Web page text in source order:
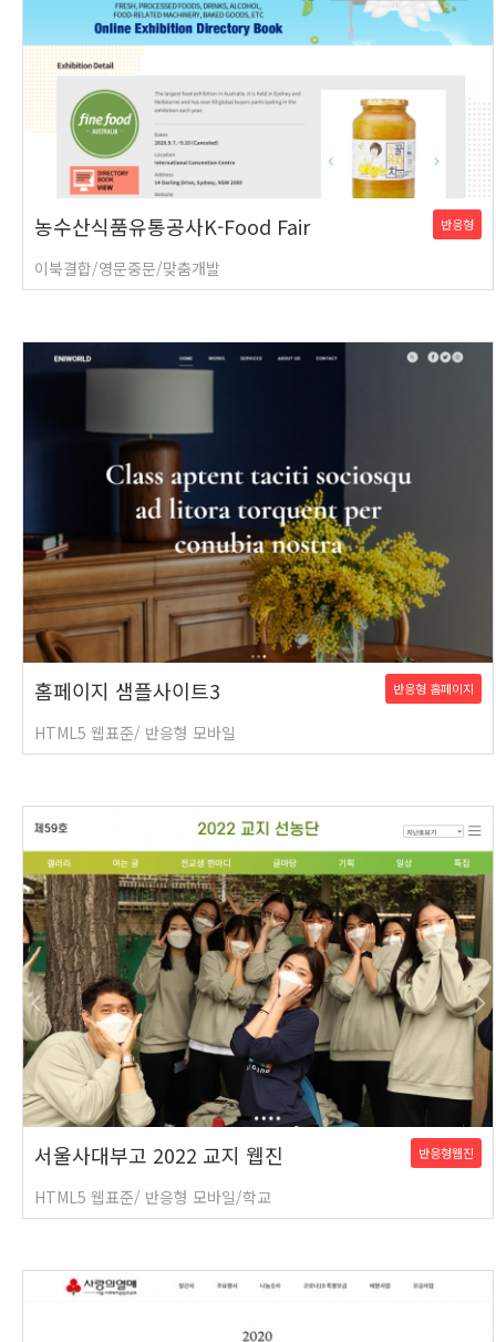
농수산식품유통공사K-Food Fair 반응형
이북결합/영문중문/맞춤개발
홈페이지 샘플사이트3 반응형 홈페이지
HTML5 웹표준/ 반응형 모바일
서울사대부고 2022 교지 웹진 반응형웹진
HTML5 웹표준/ 반응형 모바일/학교